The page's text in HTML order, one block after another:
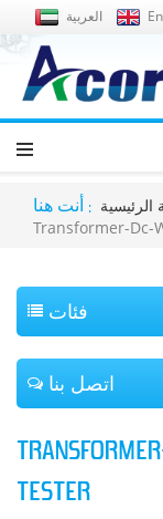
العربية
أنت هنا : الرئيسية
Transformer-Dc-
فئات
اتصل بنا
TESTER